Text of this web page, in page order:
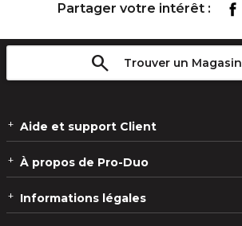
Partager votre intérêt :
Trouver un Magasin
Aide et support Client
À propos de Pro-Duo
Informations légales